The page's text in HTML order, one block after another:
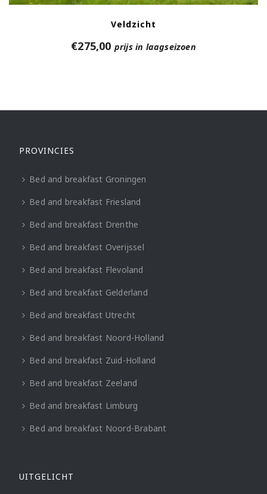
Veldzicht
€275,00 prijs in laagseizoen
PROVINCIES
Bed and breakfast Groningen
Bed and breakfast Friesland
Bed and breakfast Drenthe
Bed and breakfast Overijssel
Bed and breakfast Flevoland
Bed and breakfast Gelderland
Bed and breakfast Utrecht
Bed and breakfast Noord-Holland
Bed and breakfast Zuid-Holland
Bed and breakfast Zeeland
Bed and breakfast Limburg
Bed and breakfast Noord-Brabant
UITGELICHT